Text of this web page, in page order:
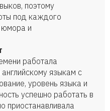
поэтому
под каждого
юмора и
работала
языкам с
уровень языка и
успешно работать в
приостанавливала